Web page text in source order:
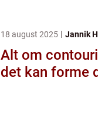
18 august 2025 Jannik
Alt om
det kan forme